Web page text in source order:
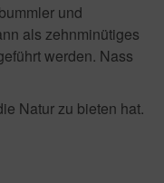
und
als zehnminütiges
werden. Nass
Natur zu bieten hat.